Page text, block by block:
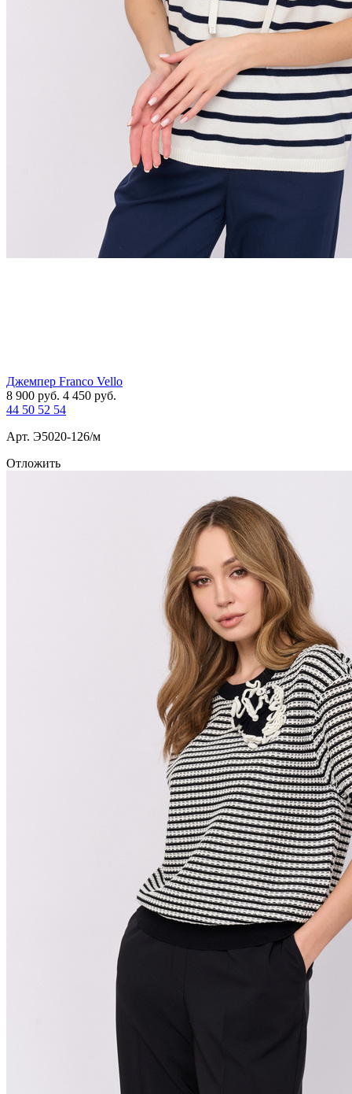
Джемпер Franco Vello
8 900 руб. 4 450 руб.
44 50 52 54
Арт. Э5020-126/м
Отложить